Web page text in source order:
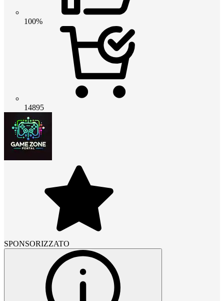
100%
14895
SPONSORIZZATO